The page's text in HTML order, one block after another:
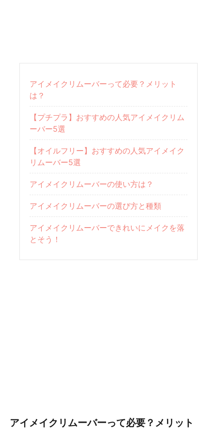
アイメイクリムーバーって必要？メリット
は？
【プチプラ】おすすめの人気アイメイクリム
ーバー5選
【オイルフリー】おすすめの人気アイメイク
リムーバー5選
アイメイクリムーバーの使い方は？
アイメイクリムーバーの選び方と種類
アイメイクリムーバーできれいにメイクを落
とそう！
アイメイクリムーバーって必要？メリット